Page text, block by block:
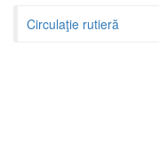
Circulaţie rutieră